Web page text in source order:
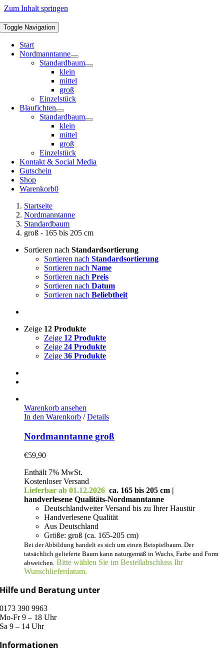
Zum Inhalt springen
Toggle Navigation
Start
Nordmanntanne
Standardbaum
klein
mittel
groß
Einzelstück
Blaufichten
Standardbaum
klein
mittel
groß
Einzelstück
Kontakt & Social Media
Gutschein
Shop
Warenkorb0
Startseite
Nordmanntanne
Standardbaum
groß - 165 bis 205 cm
Sortieren nach Standardsortierung
Sortieren nach Standardsortierung
Sortieren nach Name
Sortieren nach Preis
Sortieren nach Datum
Sortieren nach Beliebtheit
Zeige 12 Produkte
Zeige 12 Produkte
Zeige 24 Produkte
Zeige 36 Produkte
Warenkorb ansehen
In den Warenkorb / Details
Nordmanntanne groß
€59,90
Enthält 7% MwSt.
Kostenloser Versand
Lieferbar ab 01.12.2026 ca. 165 bis 205 cm |
handverlesene Qualitäts-Nordmanntanne
Deutschlandweiter Versand bis zu Ihrer Haustür
Handverlesene Qualität
Aus Deutschland
Größe: groß (ca. 165-205 cm)
Bei der Abbildung handelt es sich um einen Beispielbaum. Der
tatsächlich gelieferte Baum kann naturgemäß in Wuchs, Farbe und Form
abweichen. Bitte wählen Sie im Bestellabschluss Ihr
Wunschlieferdatum.
Hilfe und Beratung unter
0173 390 9963
Mo-Fr 9 – 18 Uhr
Sa 9 – 14 Uhr
Informationen